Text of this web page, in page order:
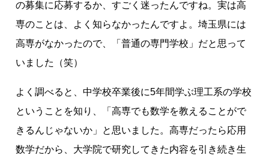
の募集に応募するか、すごく迷ったんですね。実は高
専のことは、よく知らなかったんですよ。埼玉県には
高専がなかったので、「普通の専門学校」だと思って
いました（笑）
よく調べると、中学校卒業後に5年間学ぶ理工系の学校
ということを知り、「高専でも数学を教えることがで
きるんじゃないか」と思いました。高専だったら応用
数学だから、大学院で研究してきた内容を引き続き生